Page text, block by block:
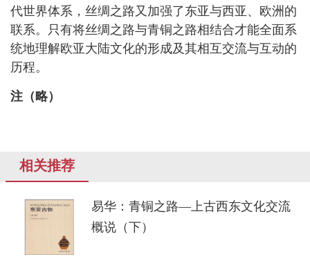
代世界体系，丝绸之路又加强了东亚与西亚、欧洲的
联系。只有将丝绸之路与青铜之路相结合才能全面系
统地理解欧亚大陆文化的形成及其相互交流与互动的
历程。
注（略）
相关推荐
易华：青铜之路—上古西东文化交流
概说（下）